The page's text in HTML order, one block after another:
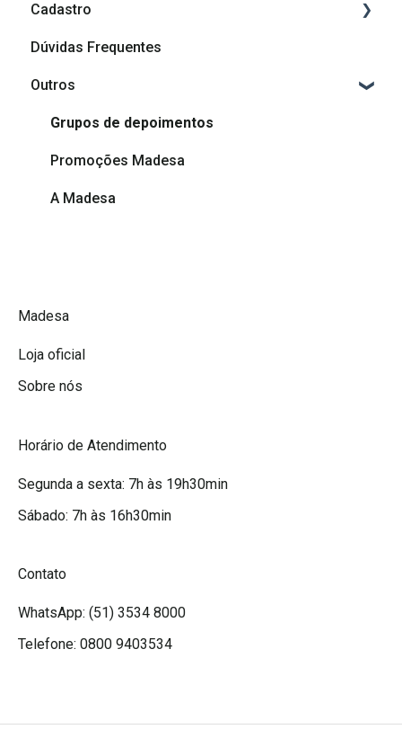
Cadastro
Cadastro
Afiliação Madesa
Dúvidas Frequentes
Outros
Grupos de depoimentos
Promoções Madesa
A Madesa
Madesa
Loja oficial
Sobre nós
Horário de Atendimento
Segunda a sexta: 7h às 19h30min
Sábado: 7h às 16h30min
Contato
WhatsApp: (51) 3534 8000
Telefone: 0800 9403534